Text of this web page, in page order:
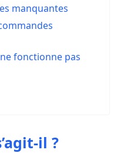
manquantes
fonctionne pas
il ?